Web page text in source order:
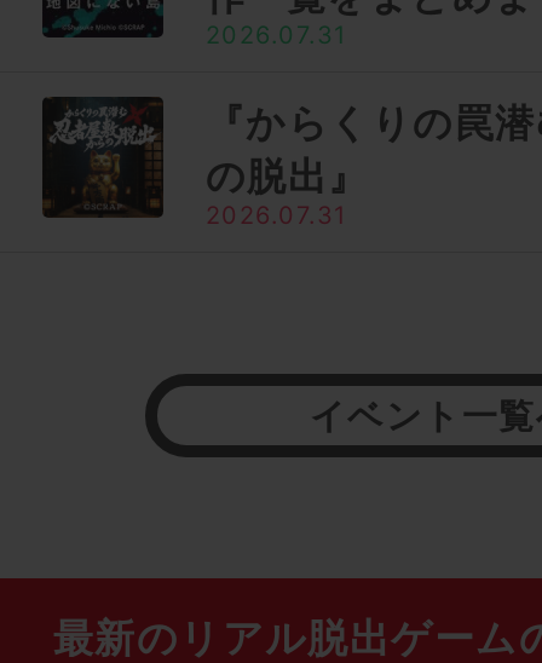
2026.07.31
『からくりの罠
の脱出』
2026.07.31
イベント一
最新のリアル脱出ゲーム